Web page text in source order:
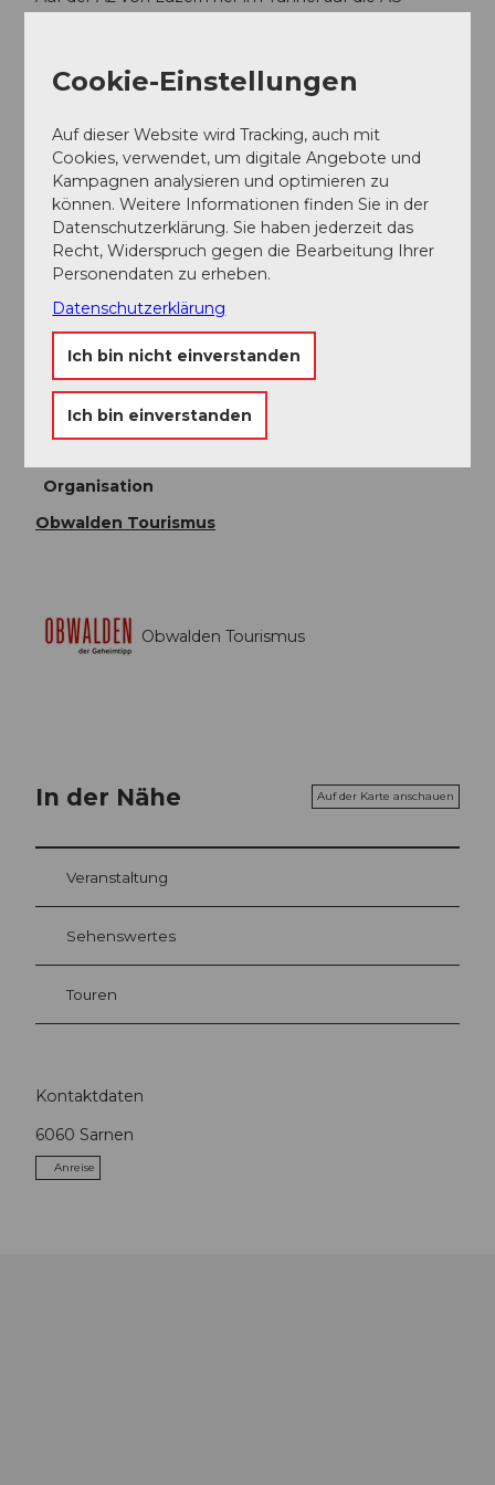
Sarnen ist während der Sommer- und Wintersaison ab
Stöckalp mit dem Postauto möglich. In der
Öffentliche Verkehrsmittel
Ab Luzern oder Interlaken mit dem Luzern-Interlaken-
Express nach Sarnen.
Die Rückreise nach Sarnen ist während der Sommer-
und Wintersaison mit dem Postauto möglich.
In der Zwischensaison fährt das Postauto erst ab
Melchtal.
Autor:in
Obwalden Tourismus
Organisation
Obwalden Tourismus
Obwalden Tourismus
In der Nähe Auf der Karte anschauen
Veranstaltung
Sehenswertes
Touren
Kontaktdaten
6060 Sarnen
Anreise
Cookie-Einstellungen
Auf dieser Website wird Tracking, auch mit
Cookies, verwendet, um digitale Angebote und
Kampagnen analysieren und optimieren zu
können. Weitere Informationen finden Sie in der
Datenschutzerklärung. Sie haben jederzeit das
Recht, Widerspruch gegen die Bearbeitung Ihrer
Personendaten zu erheben.
Datenschutzerklärung
Ich bin nicht einverstanden
Ich bin einverstanden